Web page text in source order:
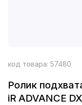
код товара: 57480
Ролик
iR ADVANCE